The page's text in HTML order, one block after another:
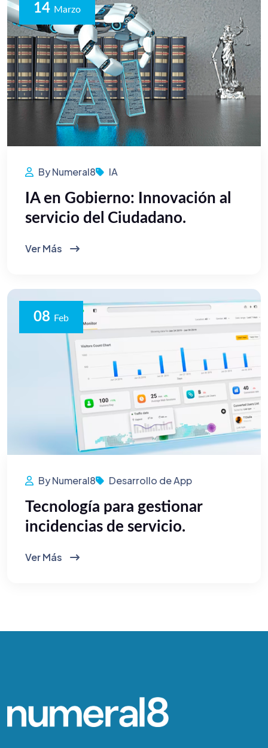
14 Marzo
By Numeral8 IA
IA en Gobierno: Innovación al
servicio del Ciudadano.
Ver Más
08 Feb
By Numeral8 Desarrollo de App
Tecnología para gestionar
incidencias de servicio.
Ver Más